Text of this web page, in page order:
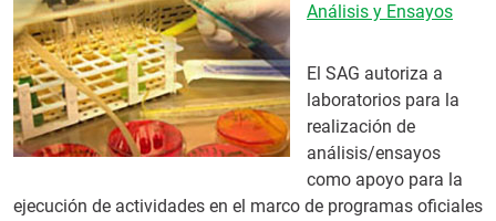
Análisis y Ensayos
El SAG autoriza a
laboratorios para la
realización de
análisis/ensayos
como apoyo para la
ejecución de actividades en el marco de programas oficiales